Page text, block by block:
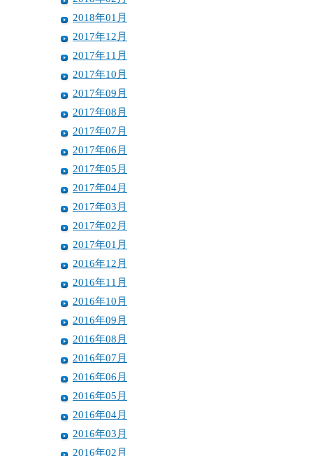
2018年01月
2017年12月
2017年11月
2017年10月
2017年09月
2017年08月
2017年07月
2017年06月
2017年05月
2017年04月
2017年03月
2017年02月
2017年01月
2016年12月
2016年11月
2016年10月
2016年09月
2016年08月
2016年07月
2016年06月
2016年05月
2016年04月
2016年03月
2016年02月